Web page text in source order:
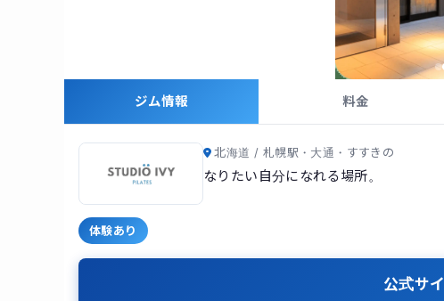
ジム情報 料金
北海道 / 札幌駅・大通・すすきの
なりたい自分になれる場所。
体験あり
公式サ